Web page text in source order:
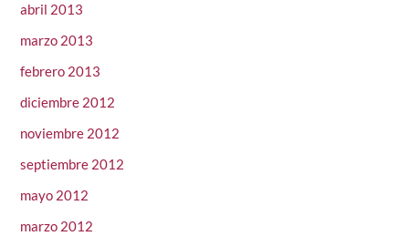
abril 2013
marzo 2013
febrero 2013
diciembre 2012
noviembre 2012
septiembre 2012
mayo 2012
marzo 2012